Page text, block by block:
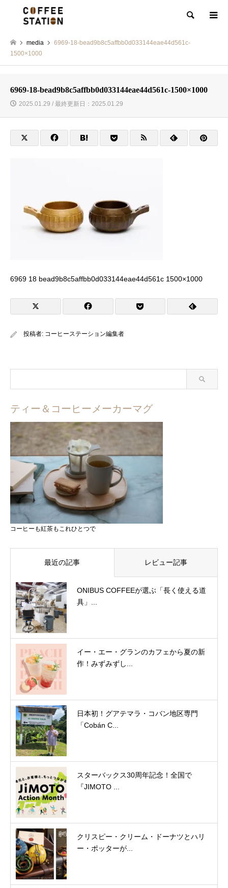
検索
media
6969-18-bead9b8c5affbb0d033144eae44d561c-
1500×1000
6969-18-bead9b8c5affbb0d033144eae44d561c-1500×1000
2025.01.29 / 最終更新日：2025.01.29
6969 18 bead9b8c5affbb0d033144eae44d561c 1500×1000
投稿者: コーヒーステーション編集者
ティー＆コーヒーメーカーマグ
コーヒーも紅茶もこれひとつで
最近の記事 レビュー記事
ONIBUS COFFEEが選ぶ「長く使える道
具」...
イー・エー・グランのカフェから夏の新
作！みずみずし...
日本初！グアテマラ・コバン地区専門
「Cobán C...
スターバックス30周年記念！全国で
『JIMOTO ...
クリスピー・クリーム・ドーナツとハリ
ー・ポッターが...